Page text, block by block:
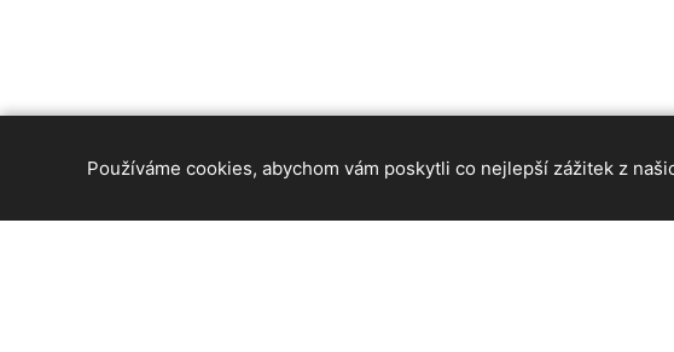
Používáme cookies, abychom vám poskytli co nejlepší zážitek z